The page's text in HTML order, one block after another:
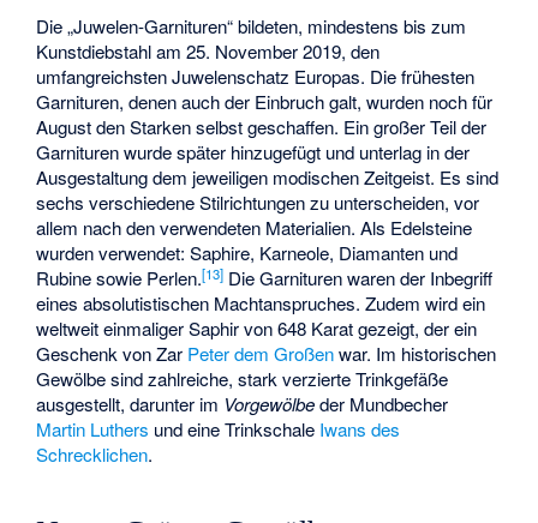
Die „Juwelen-Garnituren“ bildeten, mindestens bis zum
Kunstdiebstahl am 25. November 2019, den
umfangreichsten Juwelenschatz Europas. Die frühesten
Garnituren, denen auch der Einbruch galt, wurden noch für
August den Starken selbst geschaffen. Ein großer Teil der
Garnituren wurde später hinzugefügt und unterlag in der
Ausgestaltung dem jeweiligen modischen Zeitgeist. Es sind
sechs verschiedene Stilrichtungen zu unterscheiden, vor
allem nach den verwendeten Materialien. Als Edelsteine
wurden verwendet: Saphire, Karneole, Diamanten und
Rubine sowie Perlen.[13] Die Garnituren waren der Inbegriff
eines absolutistischen Machtanspruches. Zudem wird ein
weltweit einmaliger Saphir von 648 Karat gezeigt, der ein
Geschenk von Zar Peter dem Großenwar. Im historischen
Gewölbe sind zahlreiche, stark verzierte Trinkgefäße
ausgestellt, darunter im Vorgewölbeder Mundbecher
Martin Luthers und eine Trinkschale Iwans des
Schrecklichen.